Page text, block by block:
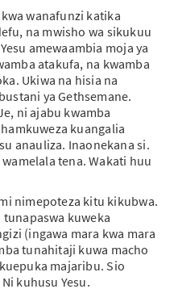
wanafunzi katika
na mwisho wa sikukuu
amewaambia moja ya
atakufa, na kwamba
Ukiwa na hisia na
ya Gethsemane.
ni ajabu kwamba
kuangalia
anauliza. Inaonekana si.
tena. Wakati huu
nimepoteza kitu kikubwa.
kuweka
(ingawa mara kwa mara
tunahitaji kuwa macho
majaribu. Sio
kuhusu Yesu.